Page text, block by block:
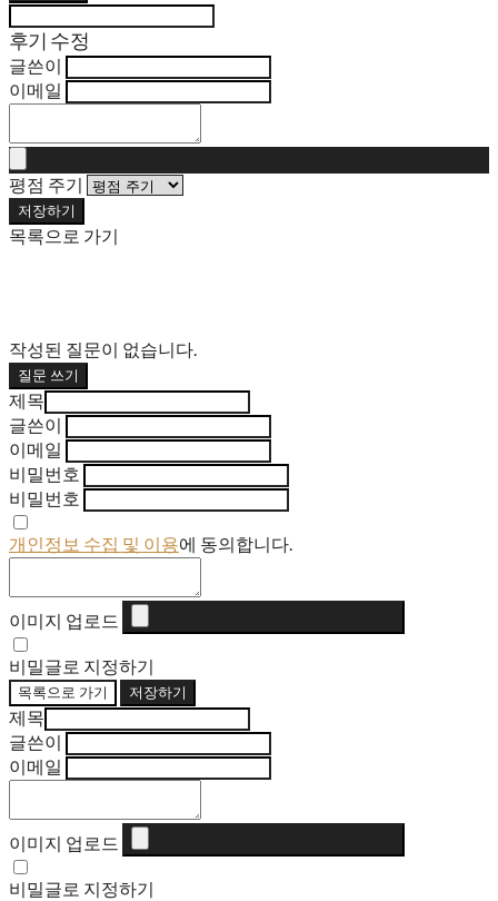
후기 수정
글쓴이
이메일
평점 주기
저장하기
목록으로 가기
작성된 질문이 없습니다.
질문 쓰기
제목
글쓴이
이메일
비밀번호
비밀번호
개인정보 수집 및 이용에 동의합니다.
이미지 업로드
비밀글로 지정하기
목록으로 가기 저장하기
제목
글쓴이
이메일
이미지 업로드
비밀글로 지정하기